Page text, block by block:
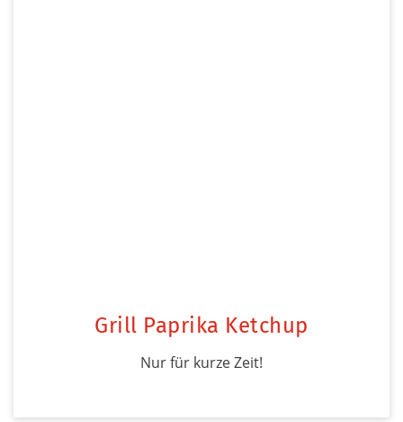
Grill Paprika Ketchup
Nur für kurze Zeit!